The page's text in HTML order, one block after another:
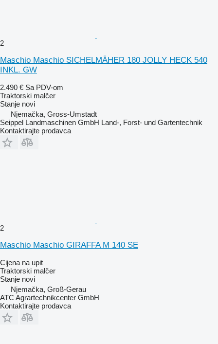
2
Maschio Maschio SICHELMÄHER 180 JOLLY HECK 540
INKL. GW
2.490 € Sa PDV-om
Traktorski malčer
Stanje novi
Njemačka, Gross-Umstadt
Seippel Landmaschinen GmbH Land-, Forst- und Gartentechnik
Kontaktirajte prodavca
2
Maschio Maschio GIRAFFA M 140 SE
Cijena na upit
Traktorski malčer
Stanje novi
Njemačka, Groß-Gerau
ATC Agrartechnikcenter GmbH
Kontaktirajte prodavca